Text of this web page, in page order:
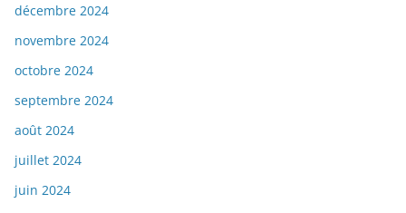
décembre 2024
novembre 2024
octobre 2024
septembre 2024
août 2024
juillet 2024
juin 2024